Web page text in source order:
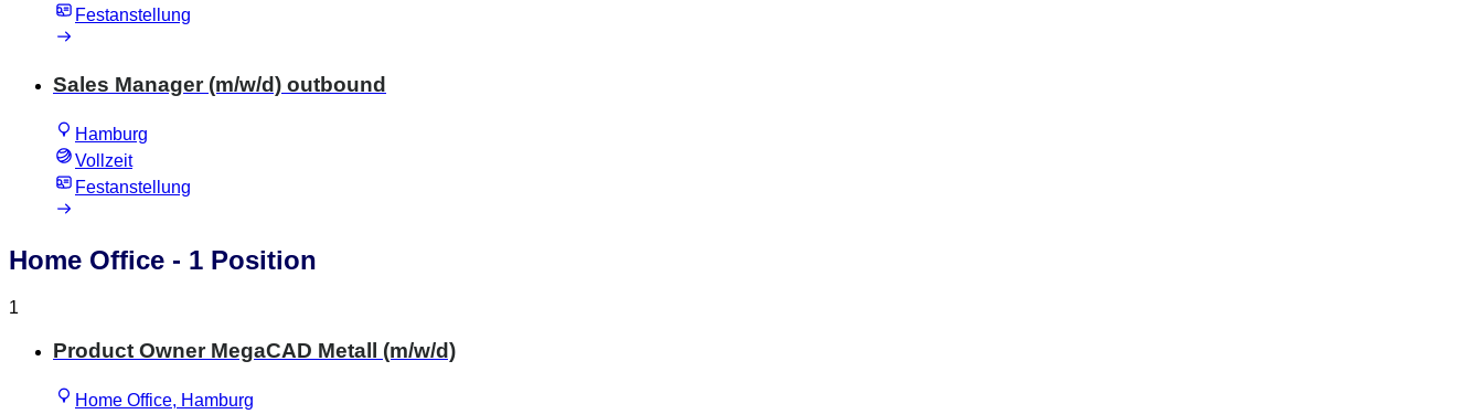
Festanstellung
Sales Manager (m/w/d) outbound
Hamburg
Vollzeit
Festanstellung
Home Office - 1 Position
1
Product Owner MegaCAD Metall (m/w/d)
Home Office, Hamburg